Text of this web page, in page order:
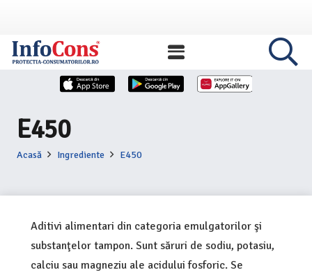
E450
Acasă Ingrediente E450
Aditivi alimentari din categoria emulgatorilor şi
substanţelor tampon. Sunt săruri de sodiu, potasiu,
calciu sau magneziu ale acidului fosforic. Se